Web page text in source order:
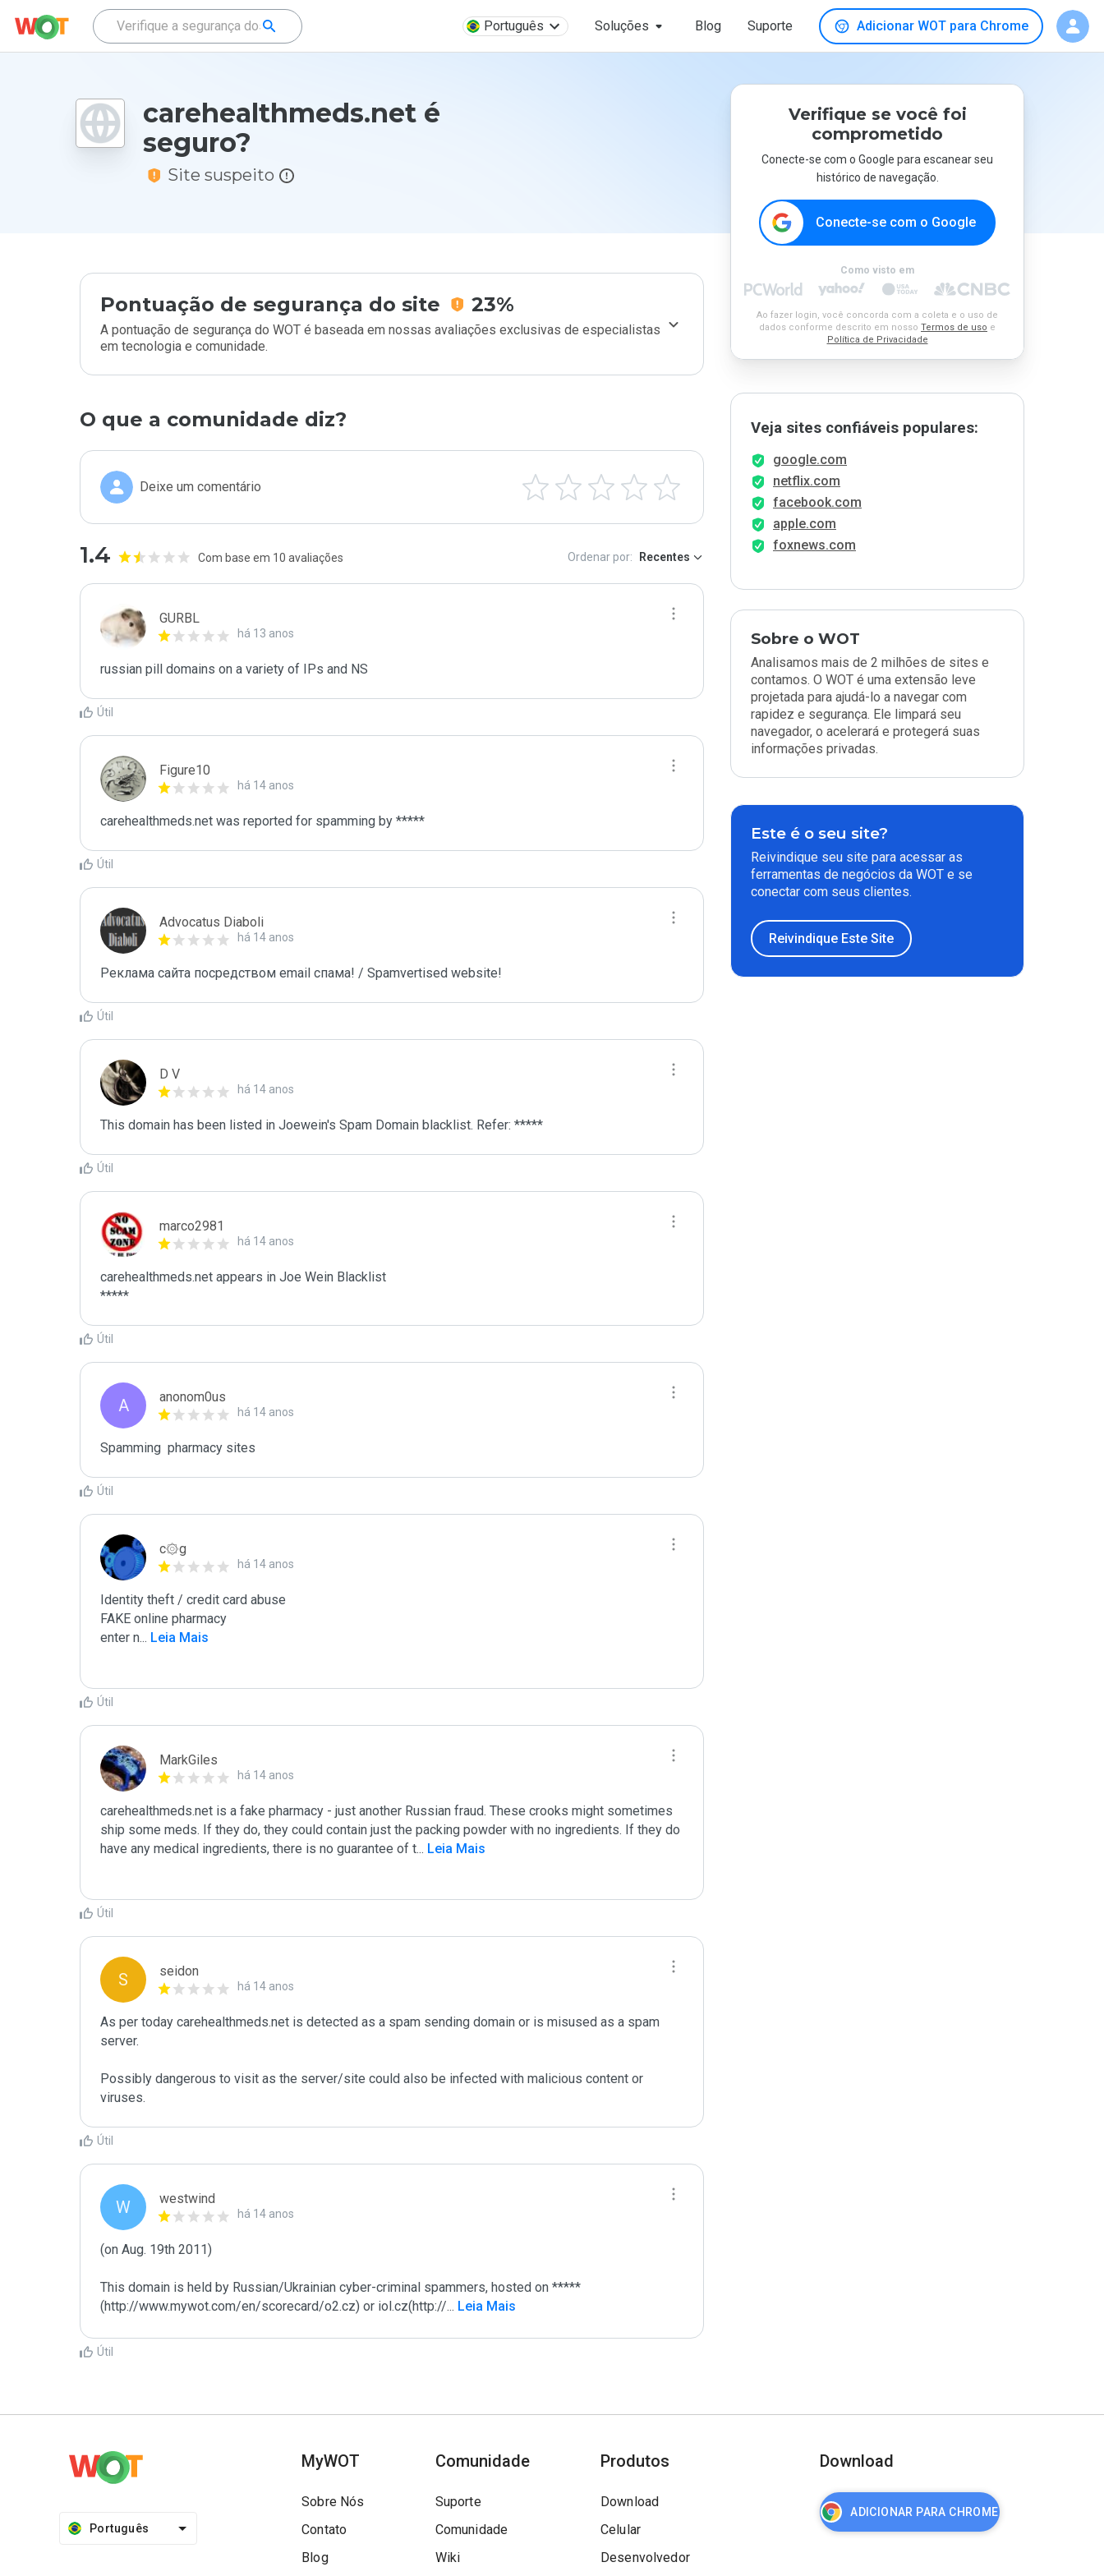
Português Soluções Blog Suporte Adicionar WOT para Chrome
carehealthmeds.net é
seguro?
Site suspeito
Pontuação de segurança do site 23%
A pontuação de segurança do WOT é baseada em nossas avaliações exclusivas de especialistas
em tecnologia e comunidade.
O que a comunidade diz?
Deixe um comentário
1.4 Com base em 10 avaliações Ordenar por: Recentes
GURBL
há 13 anos
russian pill domains on a variety of IPs and NS
Útil
Figure10
há 14 anos
carehealthmeds.net was reported for spamming by *****
Útil
Advocatus Diaboli
há 14 anos
Реклама сайта посредством email спама! / Spamvertised website!
Útil
D V
há 14 anos
This domain has been listed in Joewein's Spam Domain blacklist. Refer: *****
Útil
marco2981
há 14 anos
carehealthmeds.net appears in Joe Wein Blacklist
*****
Útil
A anonom0us
há 14 anos
Spamming  pharmacy sites
Útil
c۞g
há 14 anos
Identity theft / credit card abuse
FAKE online pharmacy
enter n... Leia Mais
Útil
MarkGiles
há 14 anos
carehealthmeds.net is a fake pharmacy - just another Russian fraud. These crooks might sometimes
ship some meds. If they do, they could contain just the packing powder with no ingredients. If they do
have any medical ingredients, there is no guarantee of t... Leia Mais
Útil
S seidon
há 14 anos
As per today carehealthmeds.net is detected as a spam sending domain or is misused as a spam
server.
Possibly dangerous to visit as the server/site could also be infected with malicious content or
viruses.
Útil
W westwind
há 14 anos
(on Aug. 19th 2011)
This domain is held by Russian/Ukrainian cyber-criminal spammers, hosted on *****
(http://www.mywot.com/en/scorecard/o2.cz) or iol.cz(http://... Leia Mais
Útil
Verifique se você foi
comprometido
Conecte-se com o Google para escanear seu
histórico de navegação.
Conecte-se com o Google
Como visto em
Ao fazer login, você concorda com a coleta e o uso de
dados conforme descrito em nosso Termos de uso e
Política de Privacidade
Veja sites confiáveis populares:
google.com
netflix.com
facebook.com
apple.com
foxnews.com
Sobre o WOT
Analisamos mais de 2 milhões de sites e
contamos. O WOT é uma extensão leve
projetada para ajudá-lo a navegar com
rapidez e segurança. Ele limpará seu
navegador, o acelerará e protegerá suas
informações privadas.
Este é o seu site?
Reivindique seu site para acessar as
ferramentas de negócios da WOT e se
conectar com seus clientes.
Reivindique Este Site
Português
MyWOT
Sobre Nós
Contato
Blog
Comunidade
Suporte
Comunidade
Wiki
Produtos
Download
Celular
Desenvolvedor
Download
ADICIONAR PARA CHROME